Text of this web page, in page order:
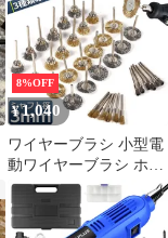
8%OFF
¥1,040
ワイヤーブラシ 小型電
動ワイヤーブラシ ホイ
ールブラシ 研磨ブラシ
研磨ホイール サビ取り
ルーター ワイヤーブラ